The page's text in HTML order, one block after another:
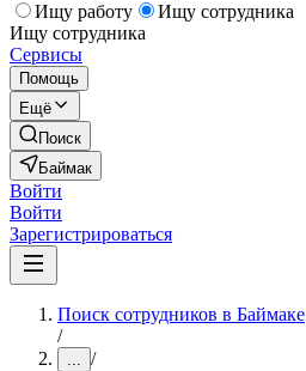
Ищу работу
Ищу сотрудника
Ищу сотрудника
Сервисы
Помощь
Ещё
Поиск
Баймак
Войти
Войти
Зарегистрироваться
Поиск сотрудников в Баймаке
/
... /